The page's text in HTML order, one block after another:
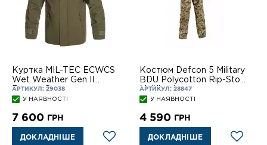
Куртка MIL-TEC ECWCS
Wet Weather Gen II
Ranger Green
АРТИКУЛ: 29038
У НАЯВНОСТІ
7 600 ГРН
ДОКЛАДНІШЕ
Костюм Defcon 5 Military
BDU Polycotton Rip-Stop
Multiland
АРТИКУЛ: 28847
У НАЯВНОСТІ
4 590 ГРН
ДОКЛАДНІШЕ